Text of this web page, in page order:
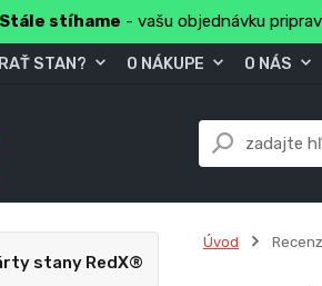
Stále stíhame - vašu objednávku
STAN? O NÁKUPE O NÁS
stany RedX®
Úvod